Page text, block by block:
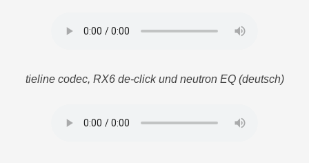
tieline codec, RX6 de-click und neutron EQ (deutsch)